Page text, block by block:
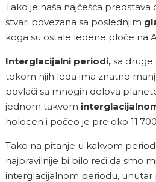
Tako je naša najčešća
stvari povezana sa poslednjim
koga su ostale ledene ploče na
Interglacijalni periodi, sa druge
tokom njih leda ima znatno
povlači sa mnogih delova
jednom takvom
holocen i počeo je pre oko
Tako na pitanje u kakvom
najpravilnije bi bilo reći da smo
interglacijalnom periodu,